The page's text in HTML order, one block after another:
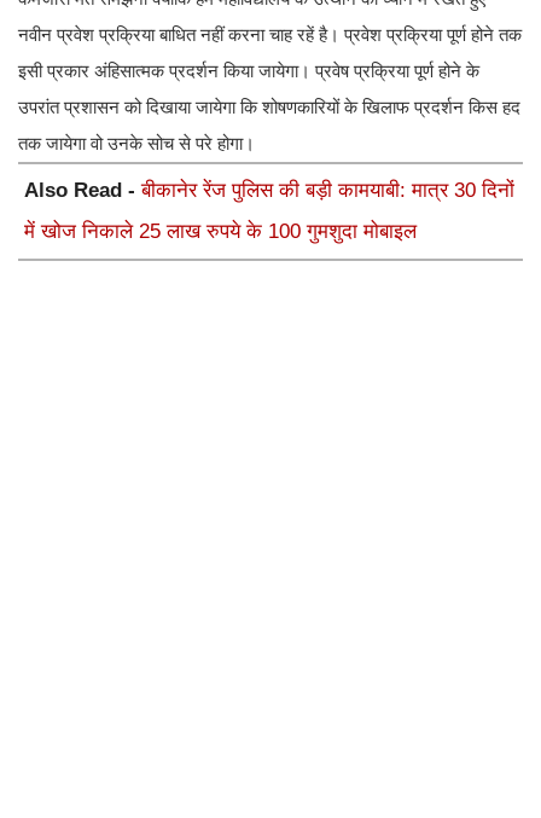
नवीन प्रवेश प्रक्रिया बाधित नहीं करना चाह रहें है। प्रवेश प्रक्रिया पूर्ण होने तक
इसी प्रकार अंहिसात्मक प्रदर्शन किया जायेगा। प्रवेष प्रक्रिया पूर्ण होने के
उपरांत प्रशासन को दिखाया जायेगा कि शोषणकारियों के खिलाफ प्रदर्शन किस हद
तक जायेगा वो उनके सोच से परे होगा।
Also Read -बीकानेर रेंज पुलिस की बड़ी कामयाबी: मात्र 30 दिनों
में खोज निकाले 25 लाख रुपये के 100 गुमशुदा मोबाइल